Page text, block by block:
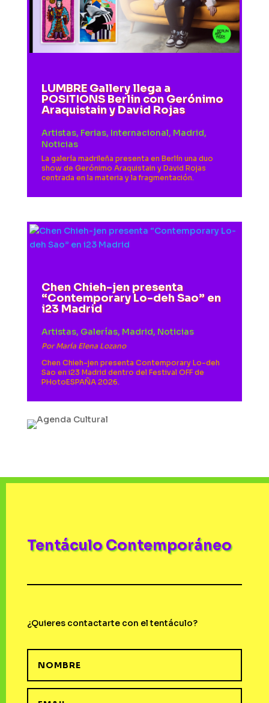
LUMBRE Gallery llega a
POSITIONS Berlin con Gerónimo
Araquistain y David Rojas
Artistas, Ferias, Internacional, Madrid,
Noticias
La galería madrileña presenta en Berlín una duo
show de Gerónimo Araquistain y David Rojas
centrada en la materia y la fragmentación.
Chen Chieh-jen presenta
“Contemporary Lo-deh Sao” en
i23 Madrid
Artistas, Galerías, Madrid, Noticias
PorMaría Elena Lozano
Chen Chieh-jen presenta Contemporary Lo-deh
Sao en i23 Madrid dentro del Festival OFF de
PHotoESPAÑA 2026.
Tentáculo Contemporáneo
¿Quieres contactarte con el tentáculo?